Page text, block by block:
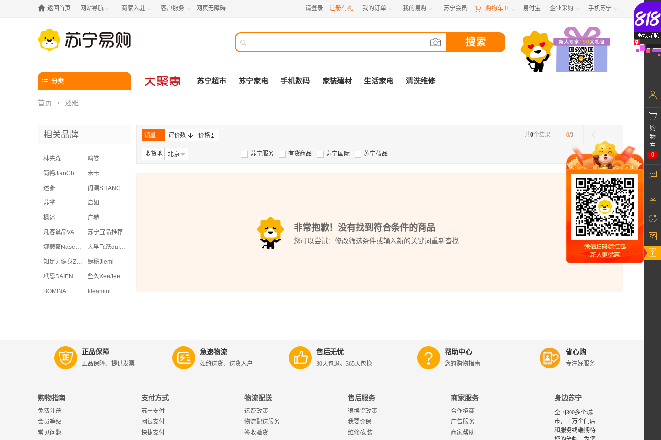
 返回首页 网站导航  商家入驻  客户服务  网页无障碍 请登录 注册有礼 我的订单  我的易购  苏宁会员  购物车 0  易付宝 企业采购  手机苏宁 

分类 苏宁超市 苏宁家电 手机数码 家装建材 生活家电 清洗维修
首页 > 述雅
销量 评价数 价格 0/0
共0个结果
收货地 北京 苏宁服务 有货商品 苏宁国际 苏宁益品
非常抱歉！没有找到符合条件的商品
您可以尝试：修改筛选条件或输入新的关键词重新查找
相关品牌
林先森 喻娄
简畅JianChang 尗卡
述雅 闪潮SHANCHAO
苏芈 启如
枫述 广赫
凡客诚品VANCL 苏宁宜品推荐
娜瑟薇Nasewe 大孚飞跃dafufeiyue
知足力健身ZZLJS 婕秘Jiemi
玳恩DAIEN 些久XeeJee
BOMINA Ideamini
正品保障
正品保障、提供发票
急速物流
如约送货、送货入户
售后无忧
30天包退、365天包换
帮助中心
您的购物指南
省心购
专注好服务
购物指南
免费注册
会员等级
常见问题
支付方式
苏宁支付
网银支付
快捷支付
物流配送
运费政策
物流配送服务
签收验货
售后服务
退换货政策
我要价保
维修/安装
商家服务
合作招商
广告服务
商家帮助
身边苏宁
全国300多个城
市，上万个门店
和服务终端期待
购
物
车
0